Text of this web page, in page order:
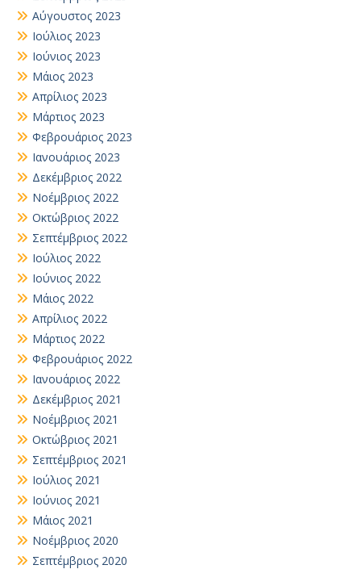
Αύγουστος 2023
Ιούλιος 2023
Ιούνιος 2023
Μάιος 2023
Απρίλιος 2023
Μάρτιος 2023
Φεβρουάριος 2023
Ιανουάριος 2023
Δεκέμβριος 2022
Νοέμβριος 2022
Οκτώβριος 2022
Σεπτέμβριος 2022
Ιούλιος 2022
Ιούνιος 2022
Μάιος 2022
Απρίλιος 2022
Μάρτιος 2022
Φεβρουάριος 2022
Ιανουάριος 2022
Δεκέμβριος 2021
Νοέμβριος 2021
Οκτώβριος 2021
Σεπτέμβριος 2021
Ιούλιος 2021
Ιούνιος 2021
Μάιος 2021
Νοέμβριος 2020
Σεπτέμβριος 2020